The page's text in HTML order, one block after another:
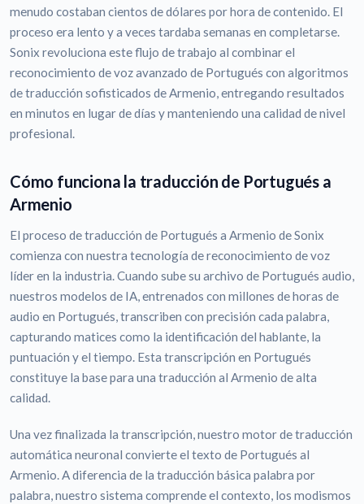
menudo costaban cientos de dólares por hora de contenido. El
proceso era lento y a veces tardaba semanas en completarse.
Sonix revoluciona este flujo de trabajo al combinar el
reconocimiento de voz avanzado de Portugués con algoritmos
de traducción sofisticados de Armenio, entregando resultados
en minutos en lugar de días y manteniendo una calidad de nivel
profesional.
Cómo funciona la traducción de Portugués a
Armenio
El proceso de traducción de Portugués a Armenio de Sonix
comienza con nuestra tecnología de reconocimiento de voz
líder en la industria. Cuando sube su archivo de Portugués audio,
nuestros modelos de IA, entrenados con millones de horas de
audio en Portugués, transcriben con precisión cada palabra,
capturando matices como la identificación del hablante, la
puntuación y el tiempo. Esta transcripción en Portugués
constituye la base para una traducción al Armenio de alta
calidad.
Una vez finalizada la transcripción, nuestro motor de traducción
automática neuronal convierte el texto de Portugués al
Armenio. A diferencia de la traducción básica palabra por
palabra, nuestro sistema comprende el contexto, los modismos